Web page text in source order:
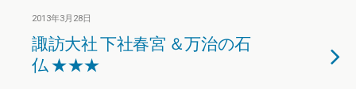
2013年3月28日
諏訪大社 下社春宮 ＆万治の石
仏 ★★★